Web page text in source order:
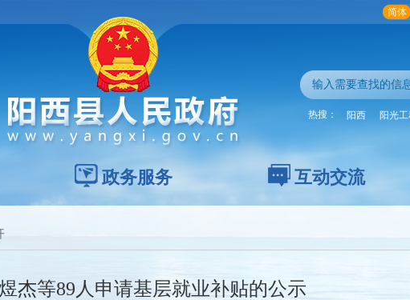
简体
热搜： 阳西 阳光工
政务服务 互动交流
杰等89人申请基层就业补贴的公示